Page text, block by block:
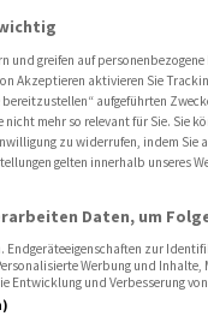
A&D-Anbieters
und greifen auf
Akzeptieren aktivieren Sie
aufgeführten
mehr so relevant für Sie. Sie
zu widerrufen, indem Sie
gelten innerhalb unseres
Daten, um
Endgeräteeigenschaften zur
Werbung und Inhalte,
Entwicklung und Verbesserung